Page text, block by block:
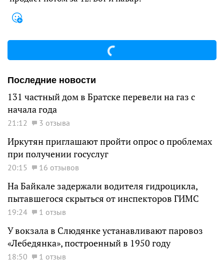
Последние новости
131 частный дом в Братске перевели на газ с
начала года
21:12 3 отзыва
Иркутян приглашают пройти опрос о проблемах
при получении госуслуг
20:15 16 отзывов
На Байкале задержали водителя гидроцикла,
пытавшегося скрыться от инспекторов ГИМС
19:24 1 отзыв
У вокзала в Слюдянке устанавливают паровоз
«Лебедянка», построенный в 1950 году
18:50
1 отзыв